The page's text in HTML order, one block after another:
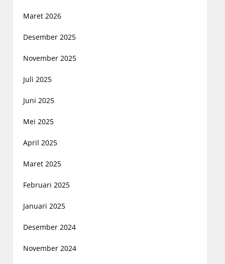
Maret 2026
Desember 2025
November 2025
Juli 2025
Juni 2025
Mei 2025
April 2025
Maret 2025
Februari 2025
Januari 2025
Desember 2024
November 2024